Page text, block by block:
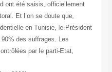
ont été saisis, officiellement
Et l’on se doute que,
en Tunisie, le Président
des suffrages. Les
par le parti-Etat,